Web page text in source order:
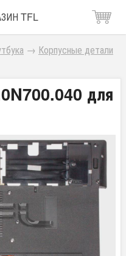
TFL
→ Корпусные детали
для